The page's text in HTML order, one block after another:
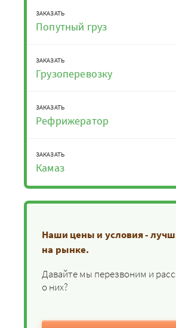
ЗАКАЗАТЬ
Попутный груз
ЗАКАЗАТЬ
Грузоперевозку
ЗАКАЗАТЬ
Рефрижератор
ЗАКАЗАТЬ
Камаз
Наши цены и условия -
на рынке.
Давайте мы перезвоним и
о них?